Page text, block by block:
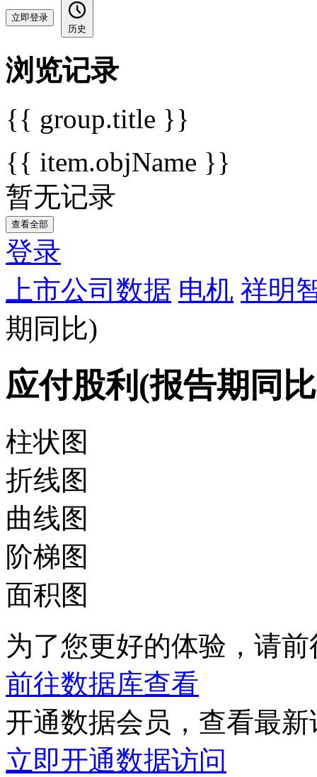
立即登录
历史
浏览记录
{{ group.title }}
{{ item.objName }}
暂无记录
查看全部
登录
上市公司数据 电机 祥明
期同比)
应付股利(报告期同
柱状图
折线图
曲线图
阶梯图
面积图
为了您更好的体验，请
前往数据库查看
开通数据会员，查看最
立即开通数据访问